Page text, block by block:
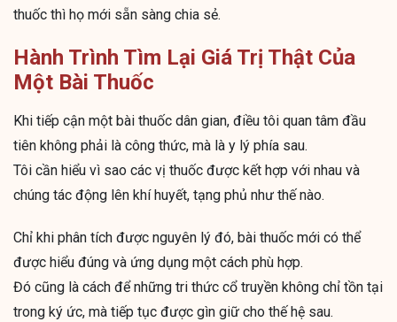
thuốc thì họ mới sẵn sàng chia sẻ.
Hành Trình Tìm Lại Giá Trị Thật Của
Một Bài Thuốc
Khi tiếp cận một bài thuốc dân gian, điều tôi quan tâm đầu
tiên không phải là công thức, mà là y lý phía sau.
Tôi cần hiểu vì sao các vị thuốc được kết hợp với nhau và
chúng tác động lên khí huyết, tạng phủ như thế nào.
Chỉ khi phân tích được nguyên lý đó, bài thuốc mới có thể
được hiểu đúng và ứng dụng một cách phù hợp.
Đó cũng là cách để những tri thức cổ truyền không chỉ tồn tại
trong ký ức, mà tiếp tục được gìn giữ cho thế hệ sau.